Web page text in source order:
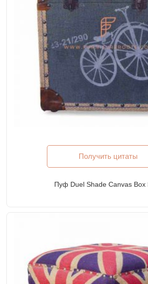
Получить цитаты
Пуф Duel Shade Canvas Box